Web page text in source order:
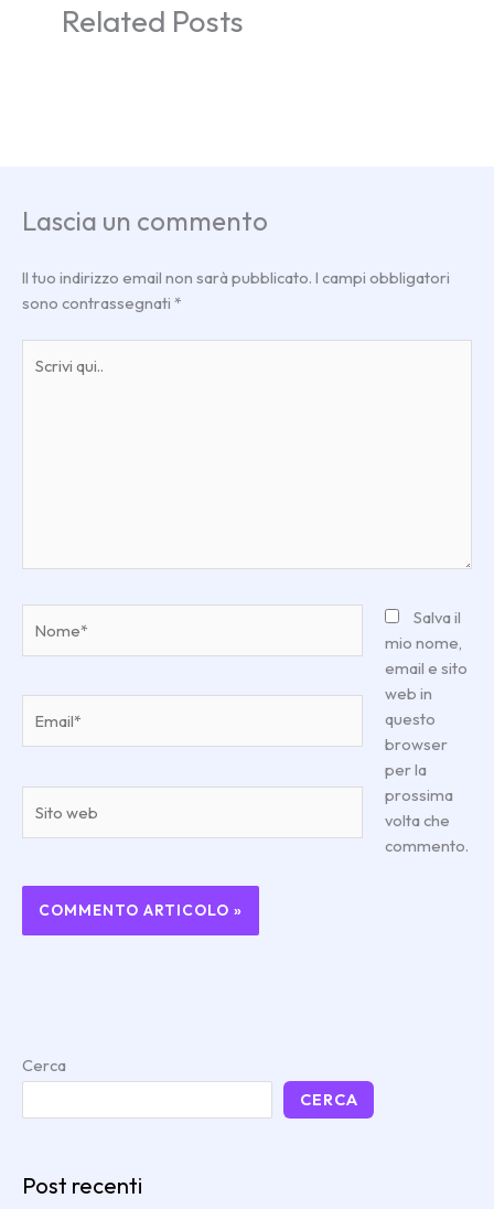
Related Posts
Lascia un commento
Il tuo indirizzo email non sarà pubblicato. I campi obbligatori
sono contrassegnati *
qui..
web
Salva il
mio nome,
email e sito
web in
questo
browser
per la
prossima
volta che
commento.
Cerca
CERCA
Post recenti